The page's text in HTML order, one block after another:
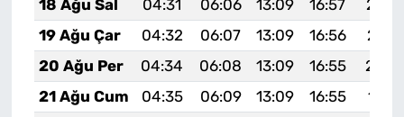
18 Ağu Sal
04:31 06:06 13:09 16:57
19 Ağu Çar
04:32 06:07 13:09 16:56
20 Ağu Per
04:34 06:08 13:09 16:55
21 Ağu Cum
04:35 06:09 13:09 16:55